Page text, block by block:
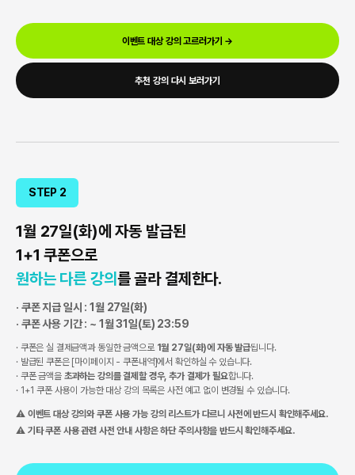
이벤트 대상 강의 고르러가기 →
추천 강의 다시 보러가기
STEP 2
1월 27일(화)에 자동 발급된
1+1 쿠폰으로
원하는 다른 강의를 골라 결제한다.
· 쿠폰 지급 일시 : 1월 27일(화)
· 쿠폰 사용 기간 : ~ 1월 31일(토) 23:59
· 쿠폰은 실 결제금액과 동일한 금액으로 1월 27일(화)에 자동 발급됩니다.
· 발급된 쿠폰은 [마이페이지 - 쿠폰내역]에서 확인하실 수 있습니다.
· 쿠폰 금액을 초과하는 강의를 결제할 경우, 추가 결제가 필요합니다.
· 1+1 쿠폰 사용이 가능한 대상 강의 목록은 사전 예고 없이 변경될 수 있습니다.
⚠ 이벤트 대상 강의와 쿠폰 사용 가능 강의 리스트가 다르니 사전에 반드시 확인해주세요.
⚠ 기타 쿠폰 사용 관련 사전 안내 사항은 하단 주의사항을 반드시 확인해주세요.